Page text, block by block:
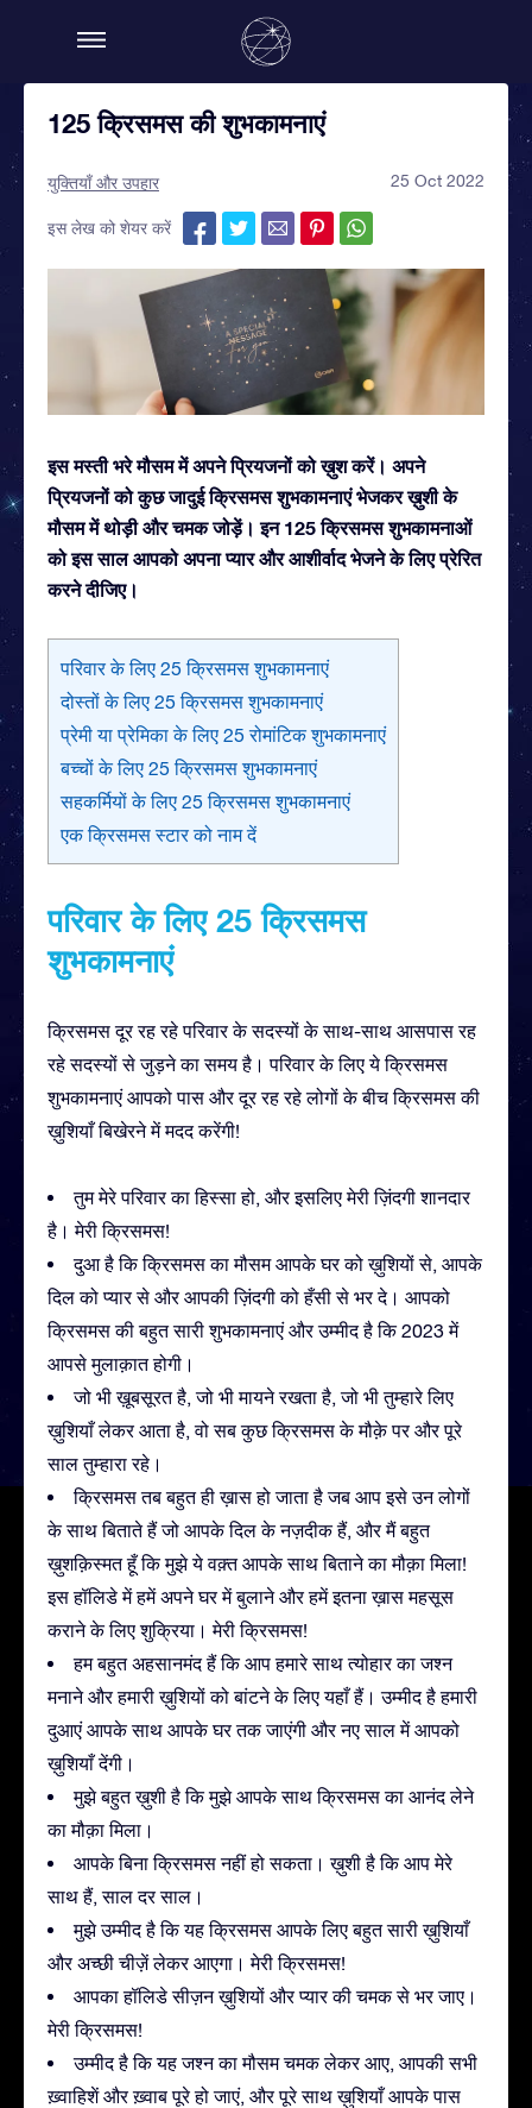
125 क्रिसमस की शुभकामनाएं
युक्तियाँ और उपहार 25 Oct 2022
इस लेख को शेयर करें
इस मस्ती भरे मौसम में अपने प्रियजनों को ख़ुश करें। अपने
प्रियजनों को कुछ जादुई क्रिसमस शुभकामनाएं भेजकर ख़ुशी के
मौसम में थोड़ी और चमक जोड़ें। इन 125 क्रिसमस शुभकामनाओं
को इस साल आपको अपना प्यार और आशीर्वाद भेजने के लिए प्रेरित
करने दीजिए।
परिवार के लिए 25 क्रिसमस शुभकामनाएं
दोस्तों के लिए 25 क्रिसमस शुभकामनाएं
प्रेमी या प्रेमिका के लिए 25 रोमांटिक शुभकामनाएं
बच्चों के लिए 25 क्रिसमस शुभकामनाएं
सहकर्मियों के लिए 25 क्रिसमस शुभकामनाएं
एक क्रिसमस स्टार को नाम दें
परिवार के लिए 25 क्रिसमस
शुभकामनाएं
क्रिसमस दूर रह रहे परिवार के सदस्यों के साथ-साथ आसपास रह
रहे सदस्यों से जुड़ने का समय है। परिवार के लिए ये क्रिसमस
शुभकामनाएं आपको पास और दूर रह रहे लोगों के बीच क्रिसमस की
ख़ुशियाँ बिखेरने में मदद करेंगी!
तुम मेरे परिवार का हिस्सा हो, और इसलिए मेरी ज़िंदगी शानदार
है। मेरी क्रिसमस!
दुआ है कि क्रिसमस का मौसम आपके घर को ख़ुशियों से, आपके
दिल को प्यार से और आपकी ज़िंदगी को हँसी से भर दे। आपको
क्रिसमस की बहुत सारी शुभकामनाएं और उम्मीद है कि 2023 में
आपसे मुलाक़ात होगी।
जो भी ख़ूबसूरत है, जो भी मायने रखता है, जो भी तुम्हारे लिए
ख़ुशियाँ लेकर आता है, वो सब कुछ क्रिसमस के मौक़े पर और पूरे
साल तुम्हारा रहे।
क्रिसमस तब बहुत ही ख़ास हो जाता है जब आप इसे उन लोगों
के साथ बिताते हैं जो आपके दिल के नज़दीक हैं, और मैं बहुत
ख़ुशक़िस्मत हूँ कि मुझे ये वक़्त आपके साथ बिताने का मौक़ा मिला!
इस हॉलिडे में हमें अपने घर में बुलाने और हमें इतना ख़ास महसूस
कराने के लिए शुक्रिया। मेरी क्रिसमस!
हम बहुत अहसानमंद हैं कि आप हमारे साथ त्योहार का जश्न
मनाने और हमारी ख़ुशियों को बांटने के लिए यहाँ हैं। उम्मीद है हमारी
दुआएं आपके साथ आपके घर तक जाएंगी और नए साल में आपको
ख़ुशियाँ देंगी।
मुझे बहुत ख़ुशी है कि मुझे आपके साथ क्रिसमस का आनंद लेने
का मौक़ा मिला।
आपके बिना क्रिसमस नहीं हो सकता। ख़ुशी है कि आप मेरे
साथ हैं, साल दर साल।
मुझे उम्मीद है कि यह क्रिसमस आपके लिए बहुत सारी ख़ुशियाँ
और अच्छी चीज़ें लेकर आएगा। मेरी क्रिसमस!
आपका हॉलिडे सीज़न ख़ुशियों और प्यार की चमक से भर जाए।
मेरी क्रिसमस!
उम्मीद है कि यह जश्न का मौसम चमक लेकर आए, आपकी सभी
ख़्वाहिशें और ख़्वाब पूरे हो जाएं, और पूरे साथ ख़ुशियाँ आपके पास